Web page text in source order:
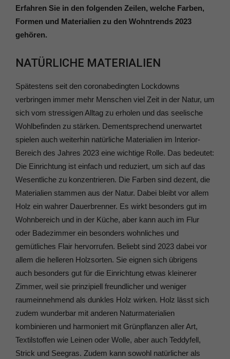
Erfahren Sie in den folgenden Zeilen, welche Farben,
Formen und Materialien zu den Wohntrends 2023
gehören.
NATÜRLICHE MATERIALIEN
Spätestens seit den coronabedingten Lockdowns
verbringen immer mehr Menschen viel Zeit in der Natur, um
sich vom stressigen Alltag zu erholen und das seelische
Wohlbefinden zu stärken. Dementsprechend unerwartet
spielen auch weiterhin natürliche Materialien im Interior-
Bereich des Jahres 2023 eine wichtige Rolle. Das bedeutet:
Die Einrichtung ist einfach und reduziert, um sich auf das
Wesentliche zu konzentrieren. Die Farben sind dezent, die
Materialien stammen aus der Natur. Dabei bleibt vor allem
Holz ein wahrer Dauerbrenner. Es wirkt besonders gut im
Wohnbereich und in der Küche, aber kann auch im Flur
oder Badezimmer ein besonders wohnliches und
gemütliches Flair hervorrufen. Beliebt sind 2023 dabei vor
allem die helleren Holzsorten. Sie eignen sich übrigens
auch besonders gut für die Einrichtung etwas kleinerer
Zimmer, weil sie prinzipiell freundlicher und weniger
raumeinnehmend als dunkles Holz wirken. Holz lässt sich
zudem wunderbar mit anderen Naturmaterialien
kombinieren und harmoniert mit Grünpflanzen aller Art,
Textilstoffen wie Leinen oder Wolle, aber auch Teddyfell,
Strick und Seegras. Zudem kann sowohl natürlicher als